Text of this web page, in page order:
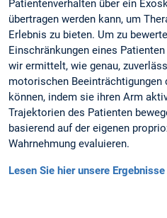
Patientenverhalten über ein
übertragen werden kann, um
Erlebnis zu bieten. Um zu
Einschränkungen eines
wir ermittelt, wie genau,
motorischen Beeinträchtigungen
können, indem sie ihren Arm
Trajektorien des Patienten
basierend auf der eigenen
Wahrnehmung evaluieren.
Lesen Sie hier unsere